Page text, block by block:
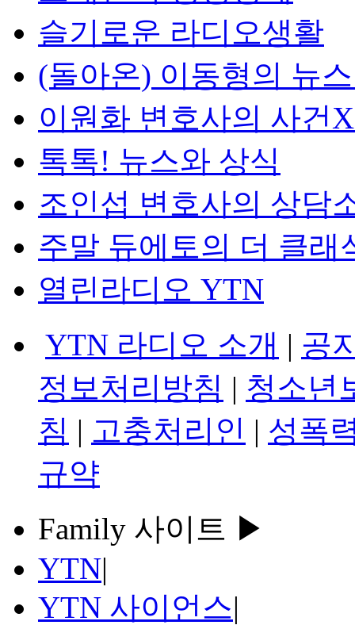
슬기로운 라디오생활
(돌아온) 이동형의 뉴
이원화 변호사의 사건
톡톡! 뉴스와 상식
조인섭 변호사의 상담
주말 듀에토의 더 클래
열린라디오 YTN
YTN 라디오 소개 | 공
정보처리방침 | 청소년
침 | 고충처리인 | 성폭
규약
Family 사이트 ▶
YTN|
YTN 사이언스|